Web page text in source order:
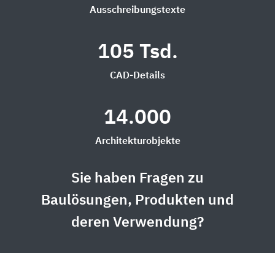
Ausschreibungstexte
105 Tsd.
CAD-Details
14.000
Architekturobjekte
Sie haben Fragen zu
Baulösungen, Produkten und
deren Verwendung?